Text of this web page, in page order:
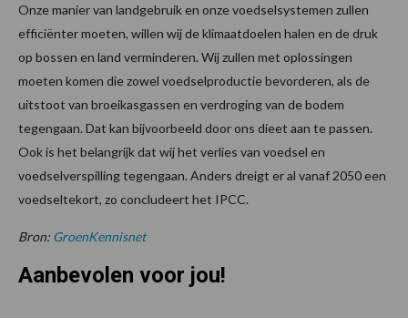
Onze manier van landgebruik en onze voedselsystemen zullen
efficiënter moeten, willen wij de klimaatdoelen halen en de druk
op bossen en land verminderen. Wij zullen met oplossingen
moeten komen die zowel voedselproductie bevorderen, als de
uitstoot van broeikasgassen en verdroging van de bodem
tegengaan. Dat kan bijvoorbeeld door ons dieet aan te passen.
Ook is het belangrijk dat wij het verlies van voedsel en
voedselverspilling tegengaan. Anders dreigt er al vanaf 2050 een
voedseltekort, zo concludeert het IPCC.
Bron: GroenKennisnet
Aanbevolen voor jou!